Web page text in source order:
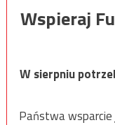
Wspieraj
W sierpniu
Państwa wsparcie